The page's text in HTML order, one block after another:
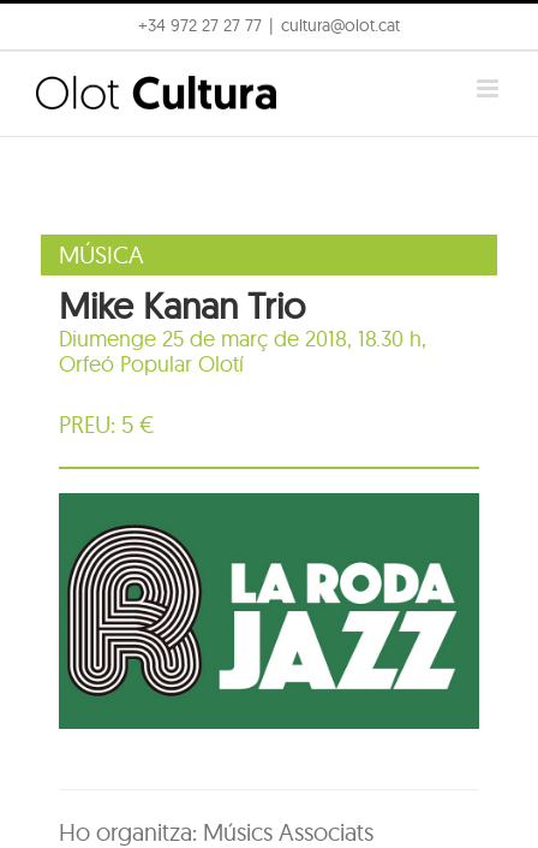
to
content
+34 972 27 27 77 cultura@olot.cat
MÚSICA
Mike Kanan Trio
Diumenge 25 de març de 2018, 18.30 h,
Orfeó Popular Olotí
PREU: 5 €
Ho organitza: Músics Associats